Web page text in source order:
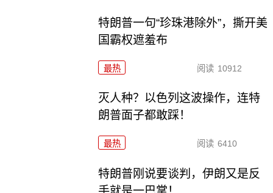
特朗普一句“珍珠港除外”，撕开美
国霸权遮羞布
最热 阅读 10912
灭人种？以色列这波操作，连特
朗普面子都敢踩！
最热 阅读 6410
特朗普刚说要谈判，伊朗又是反